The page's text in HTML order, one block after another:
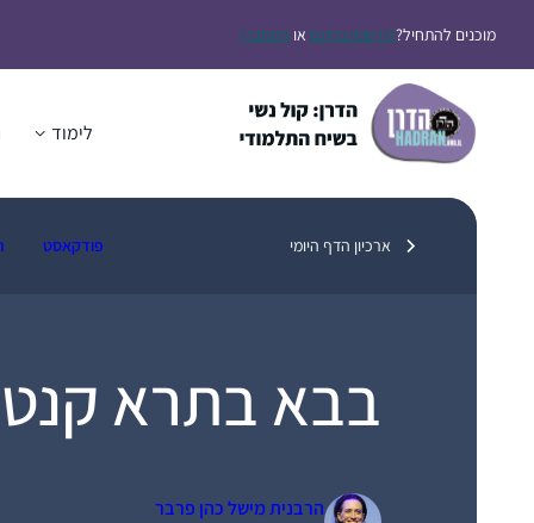
לתוכןמוכנים להתחיל?הירשמו בחינם או התחברו
לימוד
ארכיון הדף היומי פודקאסט
בבא בתרא קנט
הרבנית מישל כהן פרבר